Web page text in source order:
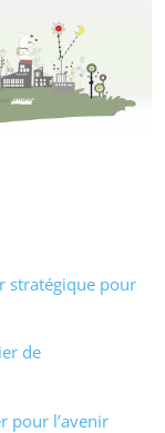
stratégique pour
de
pour l’avenir